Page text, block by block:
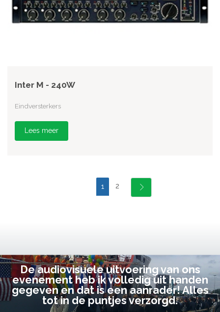
Inter M - 240W
Eindversterkers
Lees meer
1 2
De audiovisuele uitvoering van ons
evenement heb ik volledig uit handen
gegeven en dat is een aanrader! Alles
tot in de puntjes verzorgd.